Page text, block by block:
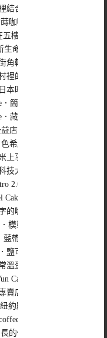
結合書店的咖啡館，簡約
咖啡．復古風氛圍咖啡館
五樓的咖啡館，昭和時期老
生命，以奶奶的名字命名的
角轉彎處的迷你咖啡館，
裡的日式氛圍感咖啡館
本昭和風格咖啡館，甜點
簡約風格咖啡館，肉桂捲
．藏身在住宅區裡的低調咖
店．白色建築裡的咖啡館
希臘風玻璃屋咖啡館，近
上享用烤糰子，日式氛圍
技大學巷子裡的低調甜點
2.0．審計新村周邊自家
Cake．低調隱密的甜點工
的咖啡館有名字了，轉身
模範街人氣甜點店，選用
藍帶廚藝學院甜點師的人
鹽可頌選擇性多，隨便一買
溫蛋糕禮盒秋季限定，和
Cafe．結合香氛與咖啡
賣店，老闆人稱咖啡界葉
約殿堂級的蛋糕在Lalaport
．溫馨舒適的文青小店
的像紅豆餅的鬆餅燒，一